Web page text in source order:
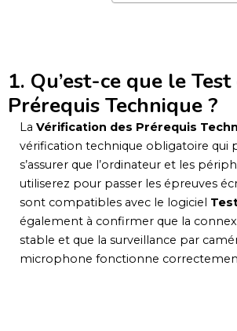
1. Qu’est-ce que le Test
Prérequis Technique ?
La Vérification des Prérequis
vérification technique obligatoire qui
s’assurer que l’ordinateur et les
utiliserez pour passer les épreuves
sont compatibles avec le logiciel
également à confirmer que la
stable et que la surveillance par
microphone fonctionne